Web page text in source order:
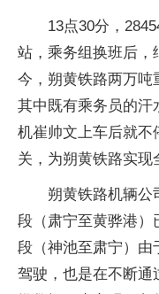
13点30分，
站，乘务组换班后，
今，朔黄铁路两万吨
其中既有乘务员的汗
机崔帅文上车后就不
关，为朔黄铁路实现
朔黄铁路机辆公
段（肃宁至黄骅港）
段（神池至肃宁）由
驾驶，也是在不断通